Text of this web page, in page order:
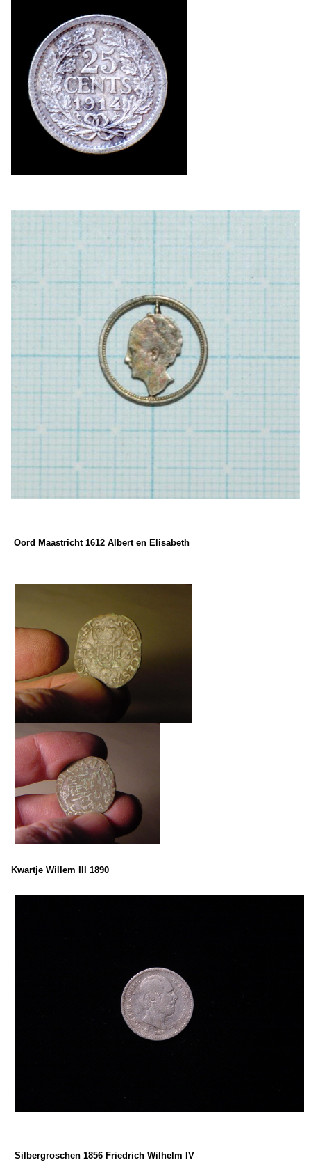
Oord Maastricht 1612 Albert en Elisabeth
Kwartje Willem III 1890
Silbergroschen 1856 Friedrich Wilhelm IV